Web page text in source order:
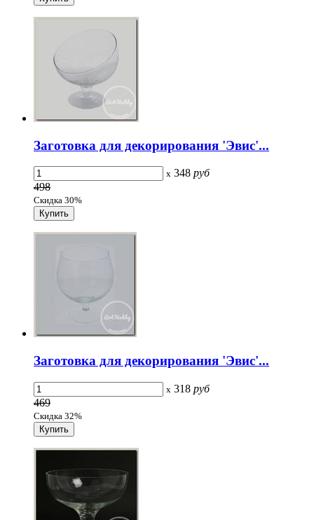
Заготовка для декорирования 'Эвис'...
x 348 руб
498
Скидка 30%
Заготовка для декорирования 'Эвис'...
x 318 руб
469
Скидка 32%